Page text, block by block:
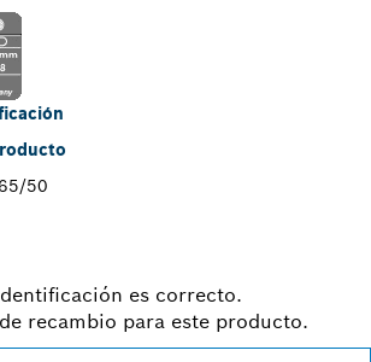
50
es correcto.
recambio para este producto.